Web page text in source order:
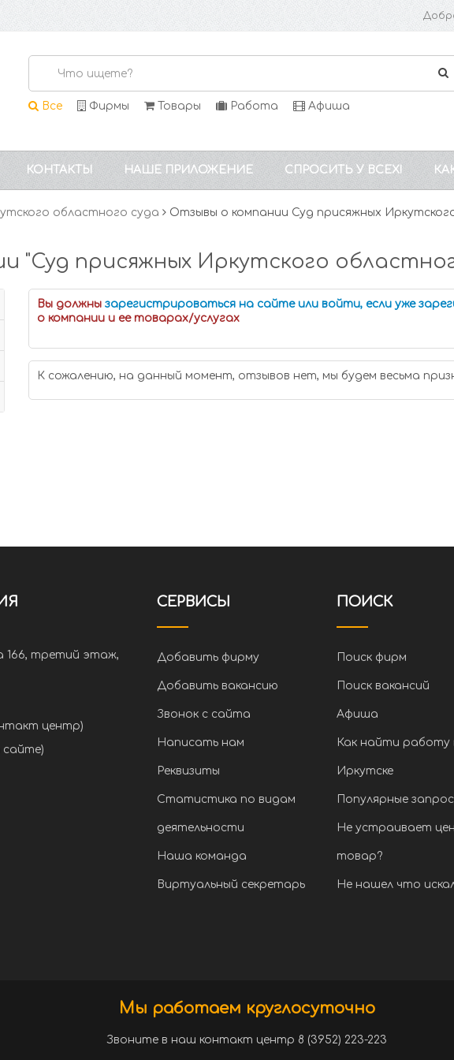
Все Фирмы Товары Работа Афиша
КОНТАКТЫ НАШЕ ПРИЛОЖЕНИЕ СПРОСИТЬ У ВСЕХ!
областного суда Отзывы о компании Суд присяжных
"Суд присяжных Иркутского
Вы должны зарегистрироваться на сайте или войти, если уже
о компании и ее товарах/услугах
К сожалению, на данный момент, отзывов нет, мы будем весьма
166, третий этаж,
центр)
сайте)
СЕРВИСЫ
Добавить фирму
Добавить вакансию
Звонок с сайта
Написать нам
Реквизиты
Статистика по видам
деятельности
Наша команда
Виртуальный секретарь
ПОИСК
Поиск фирм
Поиск вакансий
Афиша
Как найти работу
Иркутске
Популярные
Не устраивает
товар?
Не нашел что
Мы работаем круглосуточно
Звоните в наш контакт центр 8 (3952) 223-223